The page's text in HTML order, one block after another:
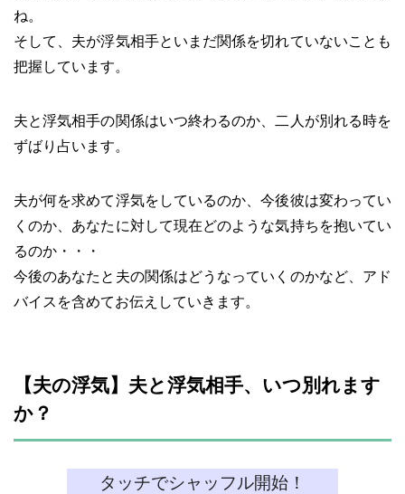
ね。
そして、夫が浮気相手といまだ関係を切れていないことも
把握しています。
夫と浮気相手の関係はいつ終わるのか、二人が別れる時を
ずばり占います。
夫が何を求めて浮気をしているのか、今後彼は変わってい
くのか、あなたに対して現在どのような気持ちを抱いてい
るのか・・・
今後のあなたと夫の関係はどうなっていくのかなど、アド
バイスを含めてお伝えしていきます。
【夫の浮気】夫と浮気相手、いつ別れます
か？
タッチでシャッフル開始！